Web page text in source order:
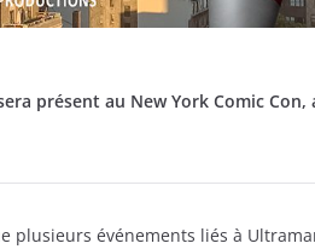
présent au New York Comic Con,
plusieurs événements liés à